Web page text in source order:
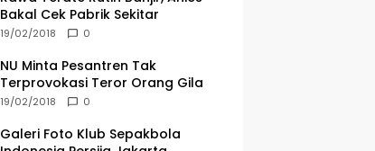
Bakal Cek Pabrik Sekitar
19/02/2018 0
NU Minta Pesantren Tak
Terprovokasi Teror Orang Gila
19/02/2018 0
Galeri Foto Klub Sepakbola